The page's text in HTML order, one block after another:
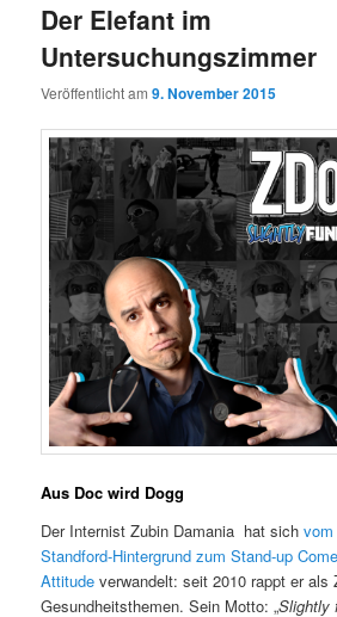
wechseln
Der Elefant im
Untersuchungszimmer
Veröffentlicht am9. November 2015
Aus Doc wird Dogg
Der Internist Zubin Damania hat sich
Standford-Hintergrund zum Stand-up
Attitude verwandelt: seit 2010 rappt er als
Gesundheitsthemen. Sein Motto: „Slightly